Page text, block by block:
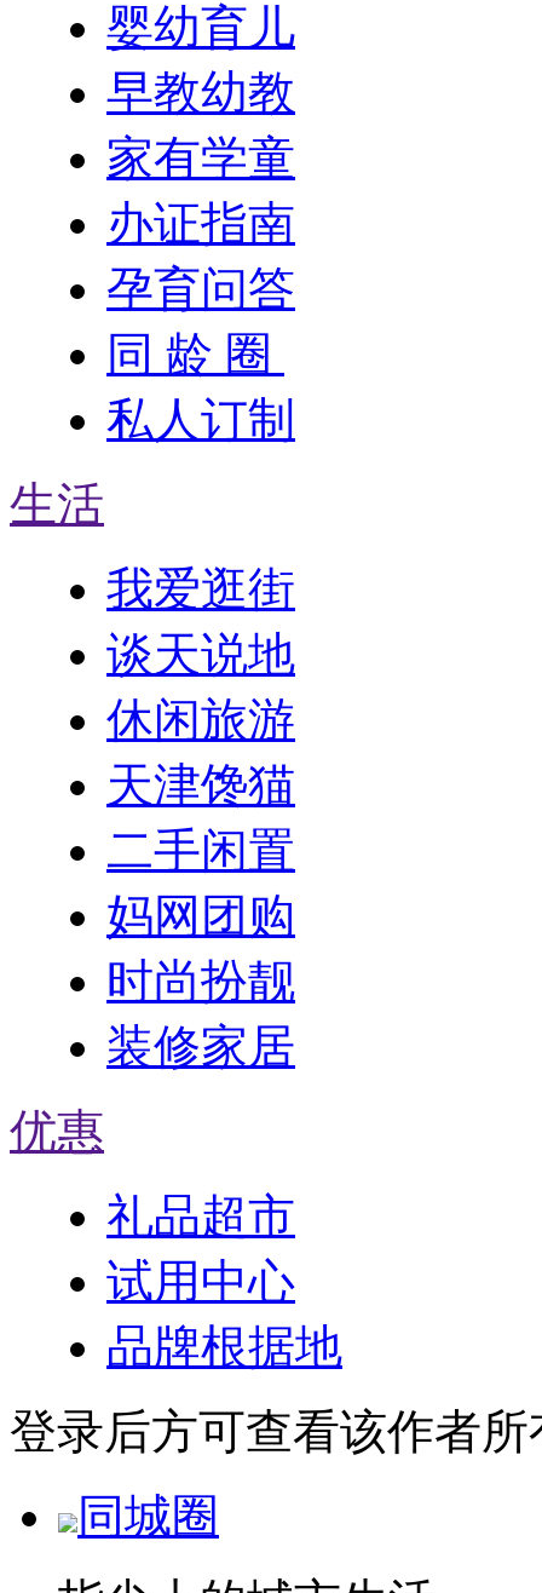
婴幼育儿
早教幼教
家有学童
办证指南
孕育问答
同 龄 圈
私人订制
生活
我爱逛街
谈天说地
休闲旅游
天津馋猫
二手闲置
妈网团购
时尚扮靓
装修家居
优惠
礼品超市
试用中心
品牌根据地
登录后方可查看该作者所
同城圈